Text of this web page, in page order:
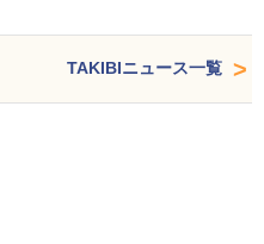
TAKIBIニュース一覧